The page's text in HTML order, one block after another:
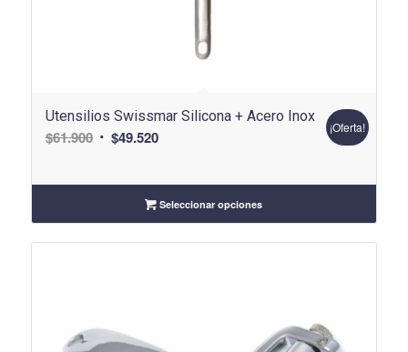
Utensilios Swissmar Silicona + Acero Inox
$61.900 El
$61.900.
$49.520El
es:
$49.520.
¡Oferta!
Seleccionar opciones